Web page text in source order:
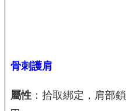
骨刺護肩
屬性：拾取綁定，肩部鎖